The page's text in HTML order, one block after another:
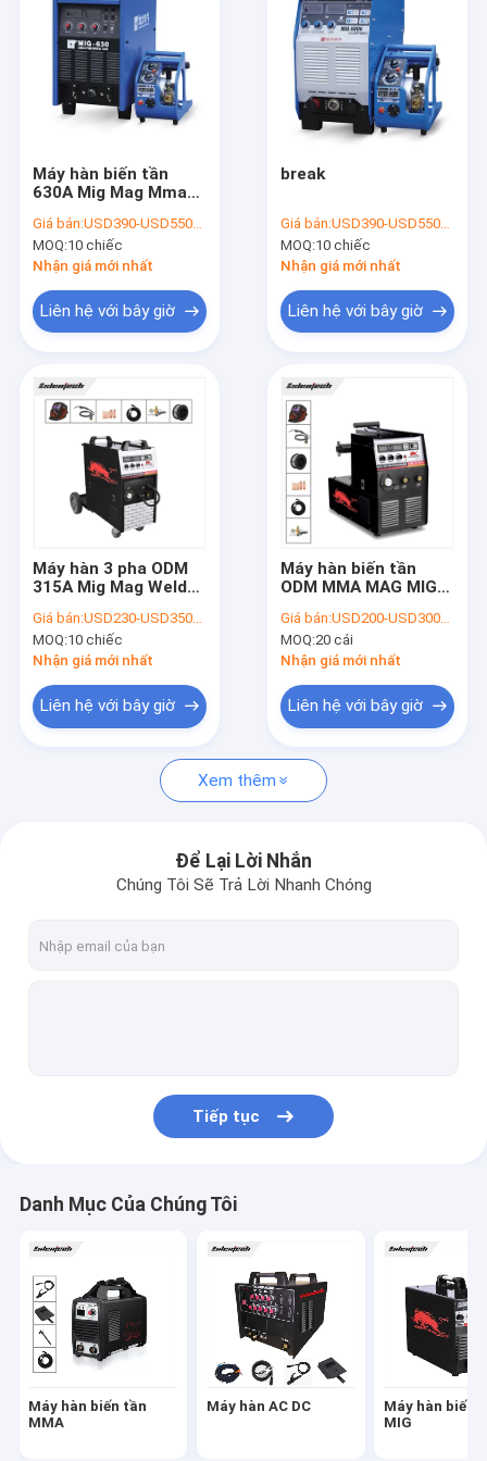
Sản phẩm
Về chúng tôi
Tham quan nhà máy
Tin tức
Tất cả các trường hợp
Máy hàn biến tần MMA
Máy hàn biến tần MIG
Máy hàn TIG
Máy hàn MAG
Phụ tùng máy hàn
Phụ kiện máy hàn
Máy hàn biến tần
630A Mig Mag Mma
Giá bán:USD390-USD550/PC
MOQ:10 chiếc
Nhận giá mới nhất
Liên hệ với bây giờ
break
Giá bán:USD390-USD550/PC
MOQ:10 chiếc
Nhận giá mới nhất
Liên hệ với bây giờ
Máy hàn 3 pha ODM
315A Mig Mag Welder
Giá bán:USD230-USD350/PC
MOQ:10 chiếc
Nhận giá mới nhất
Liên hệ với bây giờ
Máy hàn biến tần
ODM MMA MAG MIG
250A 300A FCAW
Giá bán:USD200-USD300/PC
MOQ:20 cái
Nhận giá mới nhất
Liên hệ với bây giờ
Xem thêm
Để Lại Lời Nhắn
Chúng Tôi Sẽ Trả Lời Nhanh Chóng
Tiếp tục
Danh Mục Của Chúng Tôi
Máy hàn biến tần
MMA
Máy hàn AC DC
Máy hàn biến
MIG